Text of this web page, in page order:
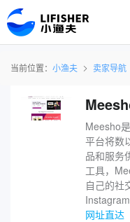
当前位置： 小渔夫 卖家导航
Meesho
平台将数
品和服务
工具，
自己的社
网址直达